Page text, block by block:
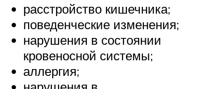
расстройство кишечника;
поведенческие изменения;
нарушения в состоянии
кровеносной системы;
аллергия;